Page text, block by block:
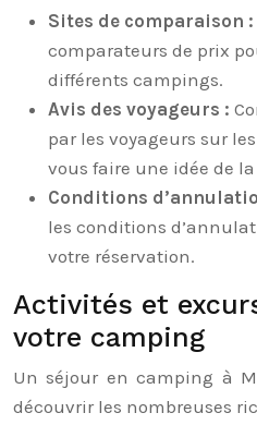
Sites de comparaison :
comparateurs de prix
différents campings.
Avis des voyageurs :
par les voyageurs sur
vous faire une idée de
Conditions
les conditions
votre réservation.
Activités et
votre camping
Un séjour en camping à
découvrir les nombreuses